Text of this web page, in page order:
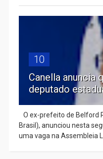
10
Canella anuncia
deputado
O ex-prefeito de Belford
Brasil), anunciou nesta
uma vaga na Assembleia